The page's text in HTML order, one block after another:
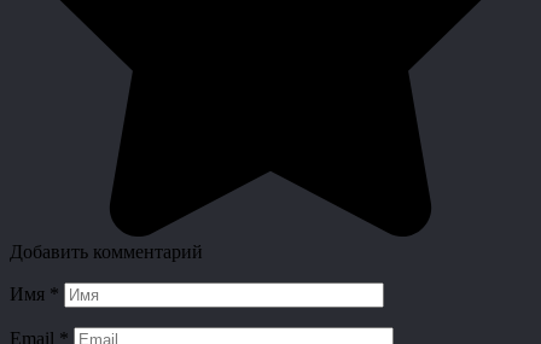
Добавить комментарий
Имя *
Email *